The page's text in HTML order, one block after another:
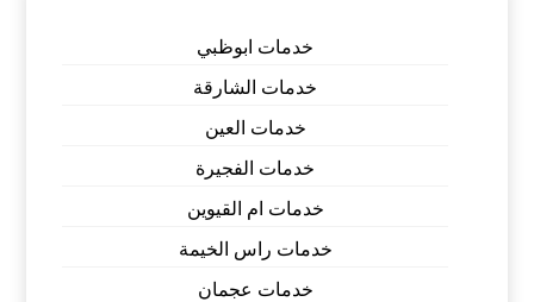
خدمات ابوظبي
خدمات الشارقة
خدمات العين
خدمات الفجيرة
خدمات ام القيوين
خدمات راس الخيمة
خدمات عجمان